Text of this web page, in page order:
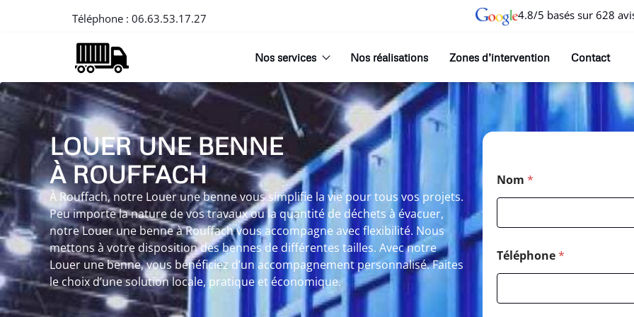
Téléphone : 06.63.53.17.27 4.8/5 basés sur 628
Nos services Nos réalisations Zones d’intervention Contact
LOUER UNE BENNE
À ROUFFACH
À Rouffach, notre Louer une benne vous simplifie la vie pour tous vos projets.
Peu importe la nature de vos travaux ou la quantité de déchets à évacuer,
notre Louer une benne à Rouffach vous accompagne avec flexibilité. Nous
mettons à votre disposition des bennes de différentes tailles. Avec notre
Louer une benne, vous bénéficiez d’un accompagnement personnalisé. Faites
le choix d’une solution locale, pratique et économique.
Nom *
Téléphone*